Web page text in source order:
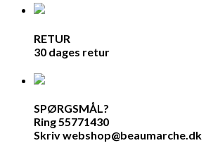
RETUR
30 dages retur
SPØRGSMÅL?
Ring 55771430
Skriv webshop@beaumarche.dk